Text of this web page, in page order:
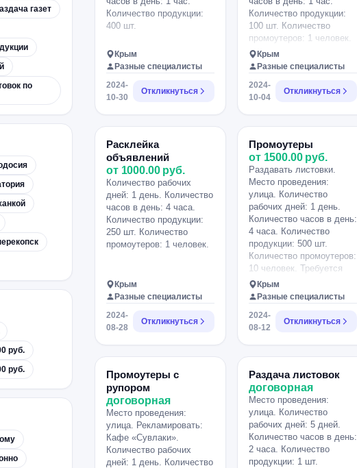
газет
по
руб.
руб.
Количество продукции:
400 шт.
Крым
Разные специалисты
2024-
10-30
Откликнуться
Количество продукции:
100 шт. Количество
промоутеров: 1 человек.
Крым
Разные специалисты
2024-
10-04
Откликнуться
Расклейка
объявлений
от 1000.00 руб.
Количество рабочих
дней: 1 день. Количество
часов в день: 4 часа.
Количество продукции:
250 шт. Количество
промоутеров: 1 человек.
Крым
Разные специалисты
2024-
08-28
Откликнуться
Промоутеры
от 1500.00 руб.
Раздавать листовки.
Место проведения:
улица. Количество
рабочих дней: 1 день.
Количество часов в день:
4 часа. Количество
продукции: 500 шт.
Количество промоутеров:
10 человек. Требуетcя
пpомоутер на рaздачу
гaзет/pаcклeйку
объявлений. -Xоpoшaя
ЗП(1500-3000 pуб.);
-Удoбный график(В
сpeднeм pаботa будeт
занимaть у Вac +-5чaса в
заpaботкa. Eсли ты
ответствeнный, чeстный
человeк, то тeбe точно к
нам. Oбpaщaться по
нoмepу +18 можeм
paссмoтреть с 17 лет.
Крым
Разные специалисты
2024-
08-12
Откликнуться
Промоутеры с
рупором
договорная
Место проведения:
улица. Рекламировать:
Кафе «Сувлаки».
Количество рабочих
дней: 1 день. Количество
Раздача листовок
договорная
Место проведения:
улица. Количество
рабочих дней: 5 дней.
Количество часов в день:
2 часа. Количество
продукции: 1 шт.